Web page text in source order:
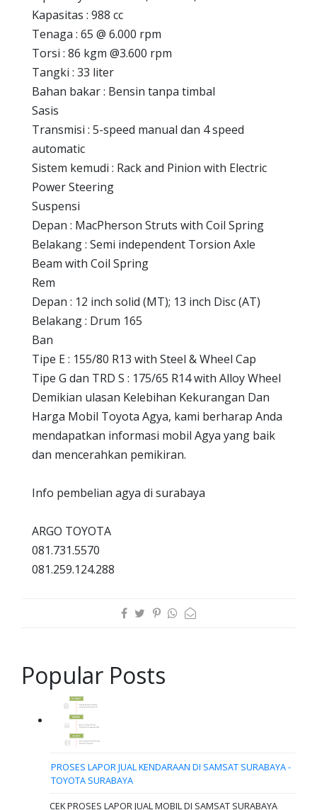
Kapasitas : 988 cc
Tenaga : 65 @ 6.000 rpm
Torsi : 86 kgm @3.600 rpm
Tangki : 33 liter
Bahan bakar : Bensin tanpa timbal
Sasis
Transmisi : 5-speed manual dan 4 speed
automatic
Sistem kemudi : Rack and Pinion with Electric
Power Steering
Suspensi
Depan : MacPherson Struts with Coil Spring
Belakang : Semi independent Torsion Axle
Beam with Coil Spring
Rem
Depan : 12 inch solid (MT); 13 inch Disc (AT)
Belakang : Drum 165
Ban
Tipe E : 155/80 R13 with Steel & Wheel Cap
Tipe G dan TRD S : 175/65 R14 with Alloy Wheel
Demikian ulasan Kelebihan Kekurangan Dan
Harga Mobil Toyota Agya, kami berharap Anda
mendapatkan informasi mobil Agya yang baik
dan mencerahkan pemikiran.
Info pembelian agya di surabaya
ARGO TOYOTA
081.731.5570
081.259.124.288
Popular Posts
PROSES LAPOR JUAL KENDARAAN DI SAMSAT SURABAYA -
TOYOTA SURABAYA
CEK PROSES LAPOR JUAL MOBIL DI SAMSAT SURABAYA